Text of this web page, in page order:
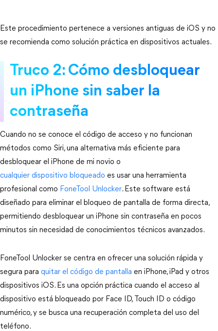
Este procedimiento pertenece a versiones antiguas de iOS y no
se recomienda como solución práctica en dispositivos actuales.
Truco 2: Cómo desbloquear
un iPhone sin saber la
contraseña
Cuando no se conoce el código de acceso y no funcionan
métodos como Siri, una alternativa más eficiente para
desbloquear el iPhone de mi novio o
cualquier dispositivo bloqueado es usar una herramienta
profesional como FoneTool Unlocker. Este software está
diseñado para eliminar el bloqueo de pantalla de forma directa,
permitiendo desbloquear un iPhone sin contraseña en pocos
minutos sin necesidad de conocimientos técnicos avanzados.
FoneTool Unlocker se centra en ofrecer una solución rápida y
segura para quitar el código de pantalla en iPhone, iPad y otros
dispositivos iOS. Es una opción práctica cuando el acceso al
dispositivo está bloqueado por Face ID, Touch ID o código
numérico, y se busca una recuperación completa del uso del
teléfono.